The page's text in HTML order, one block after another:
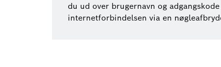
du ud over brugernavn og
internetforbindelsen via en